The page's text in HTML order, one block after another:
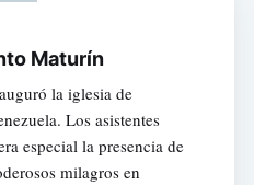
Maturín
la iglesia de
Los asistentes
especial la presencia de
milagros en